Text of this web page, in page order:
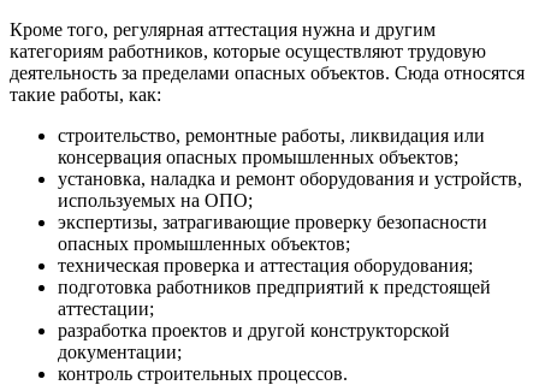
Кроме того, регулярная аттестация нужна и другим
категориям работников, которые осуществляют трудовую
деятельность за пределами опасных объектов. Сюда относятся
такие работы, как:
строительство, ремонтные работы, ликвидация или
консервация опасных промышленных объектов;
установка, наладка и ремонт оборудования и устройств,
используемых на ОПО;
экспертизы, затрагивающие проверку безопасности
опасных промышленных объектов;
техническая проверка и аттестация оборудования;
подготовка работников предприятий к предстоящей
аттестации;
разработка проектов и другой конструкторской
документации;
контроль строительных процессов.